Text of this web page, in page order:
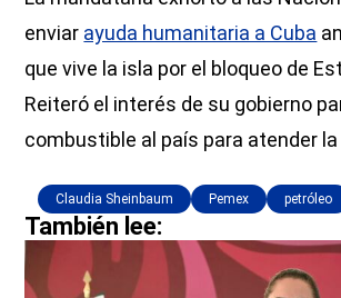
enviar ayuda humanitaria a Cuba
que vive la isla por el bloqueo de
Reiteró el interés de su gobierno
combustible al país para atender
Claudia Sheinbaum Pemex petróleo
También lee: